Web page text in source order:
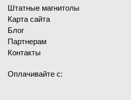
Штатные магнитолы
Карта сайта
Блог
Партнерам
Контакты
Оплачивайте с: